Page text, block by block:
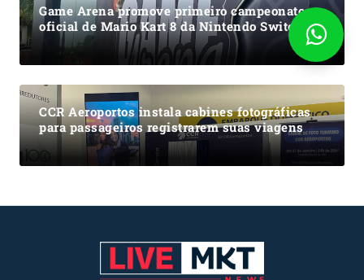
Game Arena promove primeiro campeonato
oficial de Mario Kart 8 da Nintendo Switch
CCR Aeroportos instala cabines fotográficas
para passageiros registrarem suas viagens